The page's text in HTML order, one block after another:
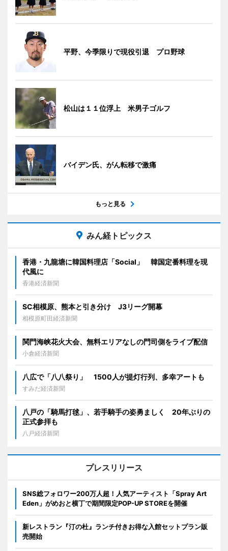
平野、今季限りで現役引退 プロ野球
松山は１１位浮上 米男子ゴルフ
バイデン氏、がん転移で激痛
もっと見る
みん経トピックス
香港・九龍塘に韓国料理店「Social」 韓国定番料理を現
代風に
香港経済新聞
SC相模原、熊本と引き分け J3リーグ開幕
相模原町田経済新聞
関門海峡花火大会、無料エリアなしの門司側をライブ配信
小倉経済新聞
八広で「八八祭り」 1500人が提灯行列、多幸アートも
すみだ経済新聞
八戸の「騎馬打毬」、若手騎手の姿勇ましく 20年ぶりの
正式参拝も
八戸経済新聞
プレスリリース
SNS総フォロワー200万人超！人気アーティスト「Spray Art
Eden」がめおと横丁で期間限定POP-UP STOREを開催
新レストラン『汀の杜』ランチ付きお得な入館セットプラン販
売開始